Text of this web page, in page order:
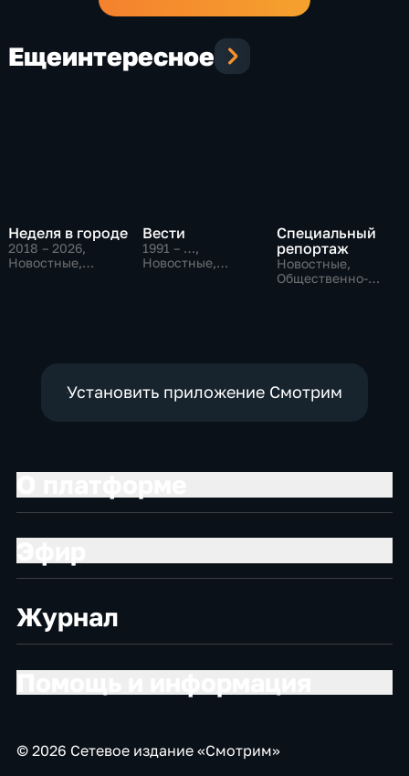
Ещеинтересное
Неделя в городе
2018 – 2026,
Новостные,
Вести
1991 – …,
Новостные,
Специальный
репортаж
Новостные,
Общественно-
Установить приложение Смотрим
Журнал
© 2026 Сетевое издание «Смотрим»